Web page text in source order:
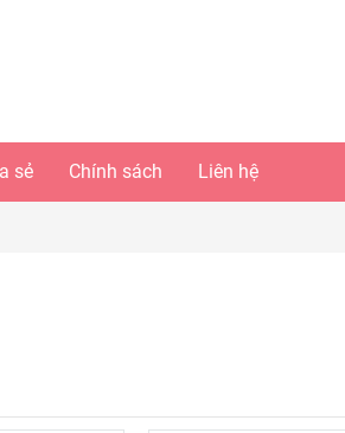
sẻ Chính sách Liên hệ